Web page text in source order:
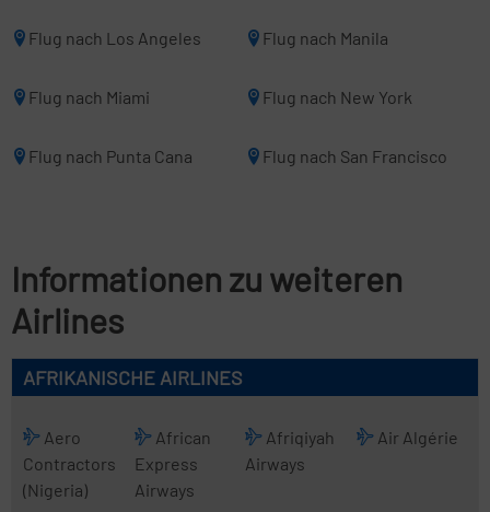
Flug nach Los Angeles Flug nach Manila
Flug nach Miami Flug nach New York
Flug nach Punta Cana Flug nach San Francisco
Informationen zu weiteren
Airlines
AFRIKANISCHE AIRLINES
Aero
Contractors
(Nigeria)
African
Express
Airways
Afriqiyah
Airways
Air Algérie